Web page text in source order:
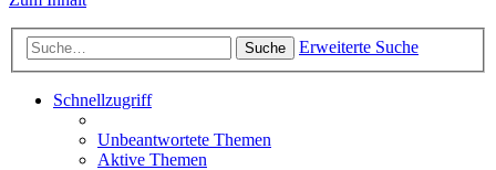
Suche Erweiterte Suche
Schnellzugriff
Unbeantwortete Themen
Aktive Themen